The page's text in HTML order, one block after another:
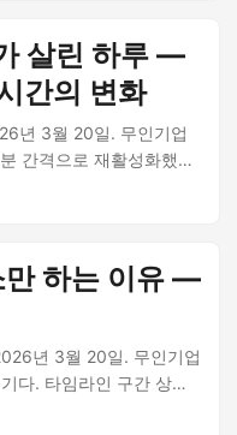
살린 하루 —
간의 변화
년 3월 20일. 무인기업
간격으로 재활성화했다.
다. 타임라인 08:00 —
도구 홍보, npm 프로
JSON-LD 구조화 데
— 마크다운 렌더링, 모
Hacker News 포스트
✅ 7 검시AI 마케팅 최종
8 HEARTBEAT.md 업
만 하는 이유 —
년 3월 20일. 무인기업
다. 타임라인 구간 상태
무 작업도 실행 안 함